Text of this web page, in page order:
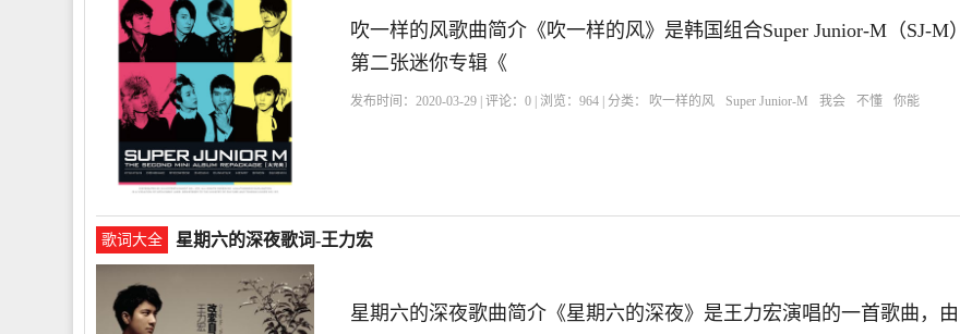
吹一样的风歌曲简介《吹一样的风》是韩国组合Super Junior-M（SJ-M）
第二张迷你专辑《
发布时间：2020-03-29 | 评论：0 | 浏览：964 | 分类： 吹一样的风 Super Junior-M 我会 不懂 你能
歌词大全 星期六的深夜歌词-王力宏
星期六的深夜歌曲简介《星期六的深夜》是王力宏演唱的一首歌曲，由